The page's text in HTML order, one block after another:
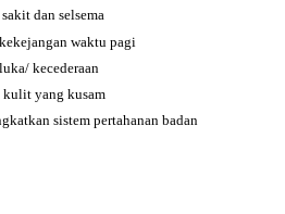
dan selsema
waktu pagi
kecederaan
kulit yang kusam
sistem pertahanan badan